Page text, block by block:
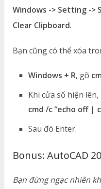
Windows -> Setting ->
Clear Clipboard.
Bạn cũng có thể xóa
Windows + R, gõ
Khi cửa sổ hiện
cmd /c “echo off |
Sau đó Enter.
Bonus: AutoCAD
Bạn đừng ngạc nhiên